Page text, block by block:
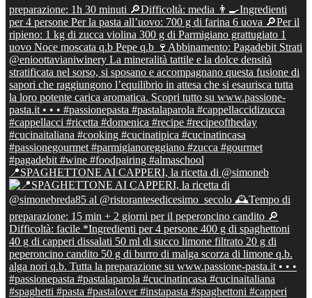
📍SPAGHETTONE AI CAPPERI, la ricetta di @simoneb